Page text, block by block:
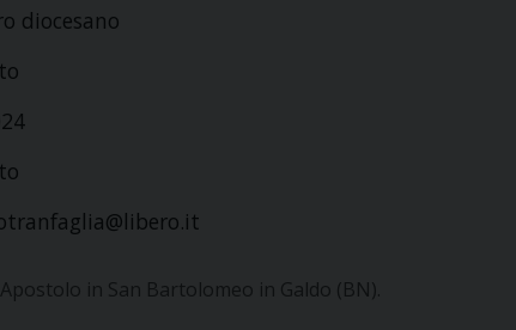
diocesano
in San Bartolomeo in Galdo (BN).